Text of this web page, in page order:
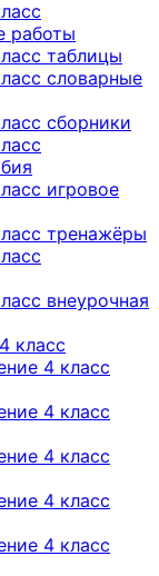
работы
таблицы
словарные
сборники
игровое
тренажёры
внеурочная
класс
4 класс
4 класс
4 класс
4 класс
4 класс